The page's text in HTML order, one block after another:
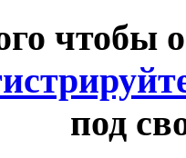
чтобы
под